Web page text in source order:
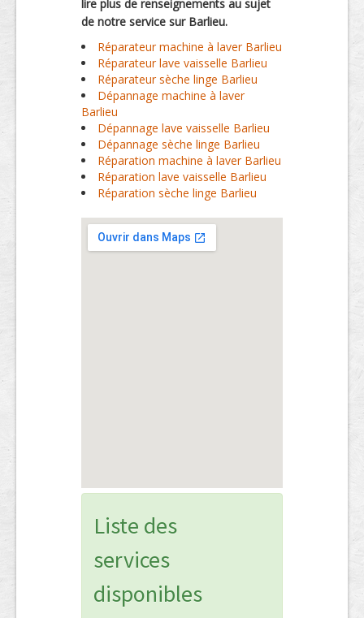
lire plus de renseignements au sujet
de notre service sur Barlieu.
Réparateur machine à laver Barlieu
Réparateur lave vaisselle Barlieu
Réparateur sèche linge Barlieu
Dépannage machine à laver
Barlieu
Dépannage lave vaisselle Barlieu
Dépannage sèche linge Barlieu
Réparation machine à laver Barlieu
Réparation lave vaisselle Barlieu
Réparation sèche linge Barlieu
Liste des
services
disponibles